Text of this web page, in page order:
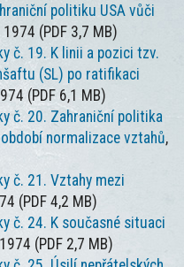
politiku USA vůči
1974 (PDF 3,7 MB)
č. 19. K linii a pozici tzv.
(SL) po ratifikaci
(PDF 6,1 MB)
č. 20. Zahraniční politika
normalizace vztahů,
č. 21. Vztahy mezi
(PDF 4,2 MB)
č. 24. K současné situaci
(PDF 2,7 MB)